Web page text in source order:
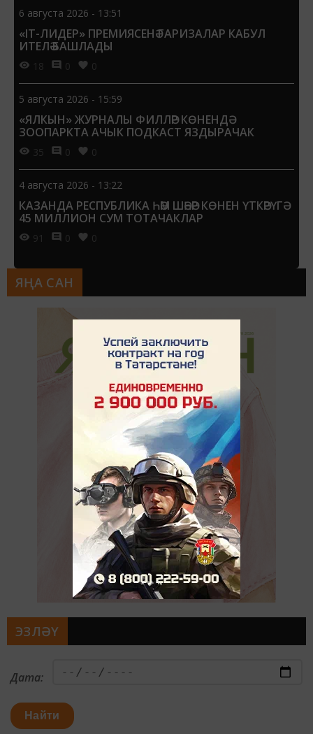
6 августа 2026 - 13:51
«IT-ЛИДЕР» ПРЕМИЯСЕНӘ ГАРИЗАЛАР КАБУЛ
ИТЕЛӘ БАШЛАДЫ
18 0 0
5 августа 2026 - 15:59
«ЯЛКЫН» ЖУРНАЛЫ ФИЛЛӘР КӨНЕНДӘ
ЗООПАРКТА АЧЫК ПОДКАСТ ЯЗДЫРАЧАК
35 0 0
4 августа 2026 - 13:22
КАЗАНДА РЕСПУБЛИКА ҺӘМ ШӘҺӘР КӨНЕН ҮТКӘРҮГӘ
45 МИЛЛИОН СУМ ТОТАЧАКЛАР
91 0 0
ЯҢА САН
ЭЗЛӘҮ
Дата:
Найти